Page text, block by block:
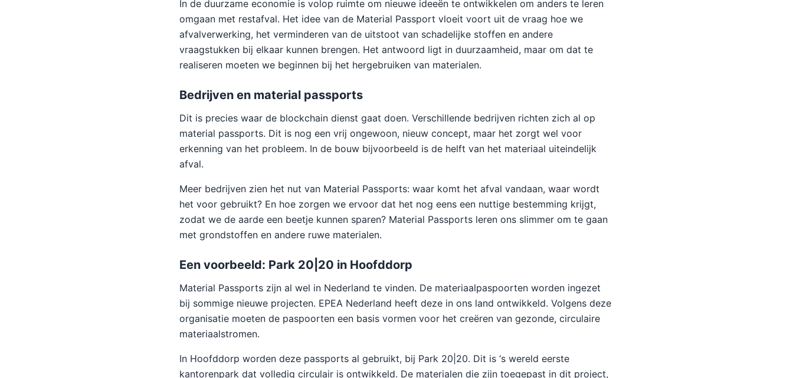
In de duurzame economie is volop ruimte om nieuwe ideeën te ontwikkelen om anders te leren
omgaan met restafval. Het idee van de Material Passport vloeit voort uit de vraag hoe we
afvalverwerking, het verminderen van de uitstoot van schadelijke stoffen en andere
vraagstukken bij elkaar kunnen brengen. Het antwoord ligt in duurzaamheid, maar om dat te
realiseren moeten we beginnen bij het hergebruiken van materialen.
Bedrijven en material passports
Dit is precies waar de blockchain dienst gaat doen. Verschillende bedrijven richten zich al op
material passports. Dit is nog een vrij ongewoon, nieuw concept, maar het zorgt wel voor
erkenning van het probleem. In de bouw bijvoorbeeld is de helft van het materiaal uiteindelijk
afval.
Meer bedrijven zien het nut van Material Passports: waar komt het afval vandaan, waar wordt
het voor gebruikt? En hoe zorgen we ervoor dat het nog eens een nuttige bestemming krijgt,
zodat we de aarde een beetje kunnen sparen? Material Passports leren ons slimmer om te gaan
met grondstoffen en andere ruwe materialen.
Een voorbeeld: Park 20|20 in Hoofddorp
Material Passports zijn al wel in Nederland te vinden. De materiaalpaspoorten worden ingezet
bij sommige nieuwe projecten. EPEA Nederland heeft deze in ons land ontwikkeld. Volgens deze
organisatie moeten de paspoorten een basis vormen voor het creëren van gezonde, circulaire
materiaalstromen.
In Hoofddorp worden deze passports al gebruikt, bij Park 20|20. Dit is ‘s wereld eerste
kantorenpark dat volledig circulair is ontwikkeld. De materialen die zijn toegepast in dit project,